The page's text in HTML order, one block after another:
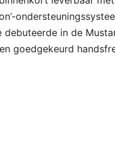
debuteerde in de
goedgekeurd